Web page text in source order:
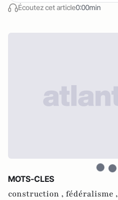
Écoutez cet article0:00min
MOTS-CLES
construction , fédéralisme ,